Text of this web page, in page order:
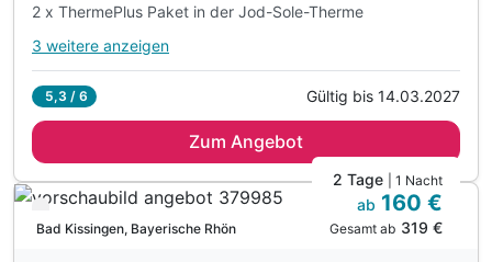
2 x ThermePlus Paket in der Jod-Sole-Therme
Alle Inklusivleistungen
2 x reichhaltiges Frühstück vom Buffet
1 x 3-Gang-Candlelight Dinner inkl. 1 Glas Sekt
2 x ThermePlus Paket in der Jod-Sole-Therme
1 x Flasche Wasser auf dem Zimmer
3 weitere anzeigen
5,3 / 6 Gültig bis 14.03.2027
Zum Angebot
Verfügbar bis Dezember
Bad Kissingen, Bayerische Rhön
2 Tage | 1 Nacht
ab 160 €
Gesamt ab 319 €